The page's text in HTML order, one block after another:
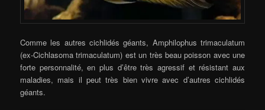
Comme les autres cichlidés géants, Amphilophus trimaculatum
(ex-Cichlasoma trimaculatum) est un très beau poisson avec une
forte personnalité, en plus d’être très agressif et résistant aux
maladies, mais il peut très bien vivre avec d’autres cichlidés
géants.